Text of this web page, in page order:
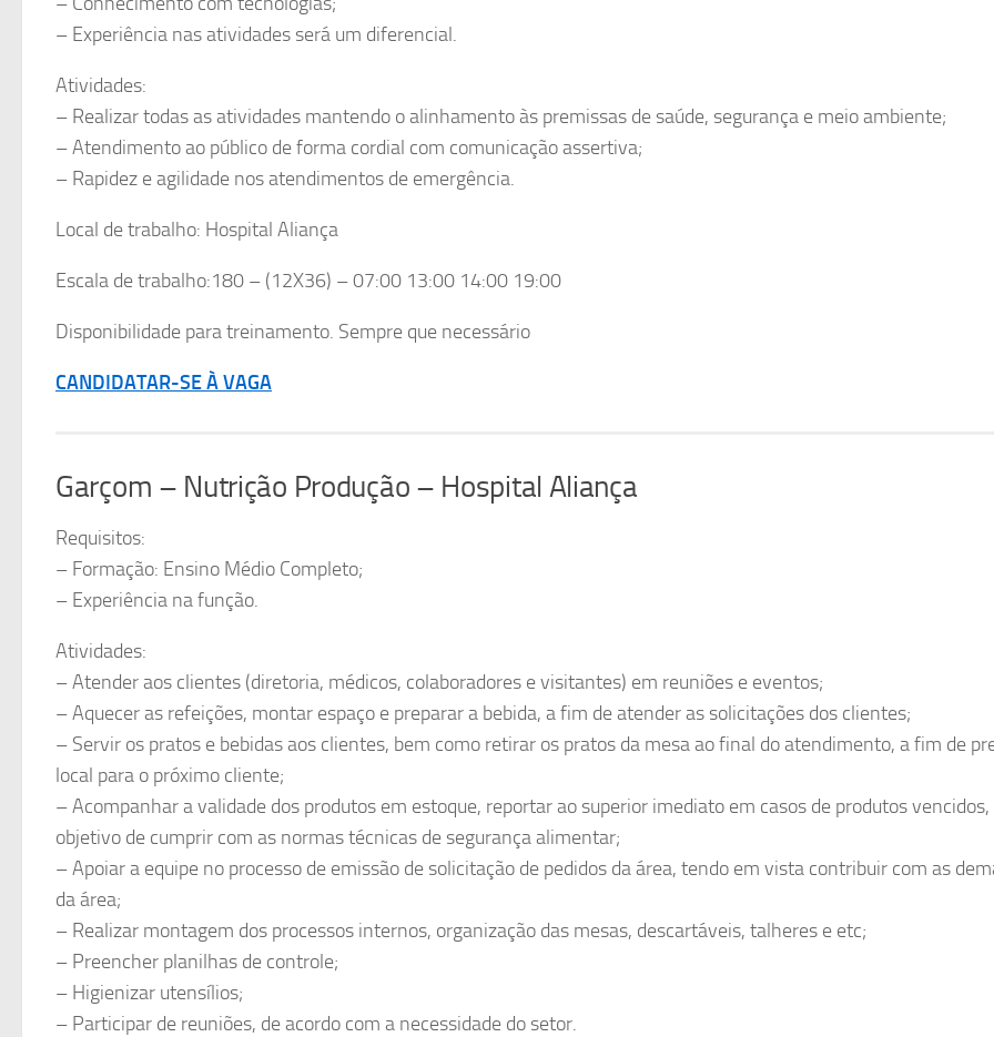
– Experiência nas atividades será um diferencial.
Atividades:
– Realizar todas as atividades mantendo o alinhamento às premissas de saúde, segurança e meio ambiente;
– Atendimento ao público de forma cordial com comunicação assertiva;
– Rapidez e agilidade nos atendimentos de emergência.
Local de trabalho: Hospital Aliança
Escala de trabalho:180 – (12X36) – 07:00 13:00 14:00 19:00
Disponibilidade para treinamento. Sempre que necessário
CANDIDATAR-SE À VAGA
Garçom – Nutrição Produção – Hospital Aliança
Requisitos:
– Formação: Ensino Médio Completo;
– Experiência na função.
Atividades:
– Atender aos clientes (diretoria, médicos, colaboradores e visitantes) em reuniões e eventos;
– Aquecer as refeições, montar espaço e preparar a bebida, a fim de atender as solicitações dos clientes;
– Servir os pratos e bebidas aos clientes, bem como retirar os pratos da mesa ao final do atendimento, a fim de
local para o próximo cliente;
– Acompanhar a validade dos produtos em estoque, reportar ao superior imediato em casos de produtos
objetivo de cumprir com as normas técnicas de segurança alimentar;
– Apoiar a equipe no processo de emissão de solicitação de pedidos da área, tendo em vista contribuir com as
da área;
– Realizar montagem dos processos internos, organização das mesas, descartáveis, talheres e etc;
– Preencher planilhas de controle;
– Higienizar utensílios;
– Participar de reuniões, de acordo com a necessidade do setor.